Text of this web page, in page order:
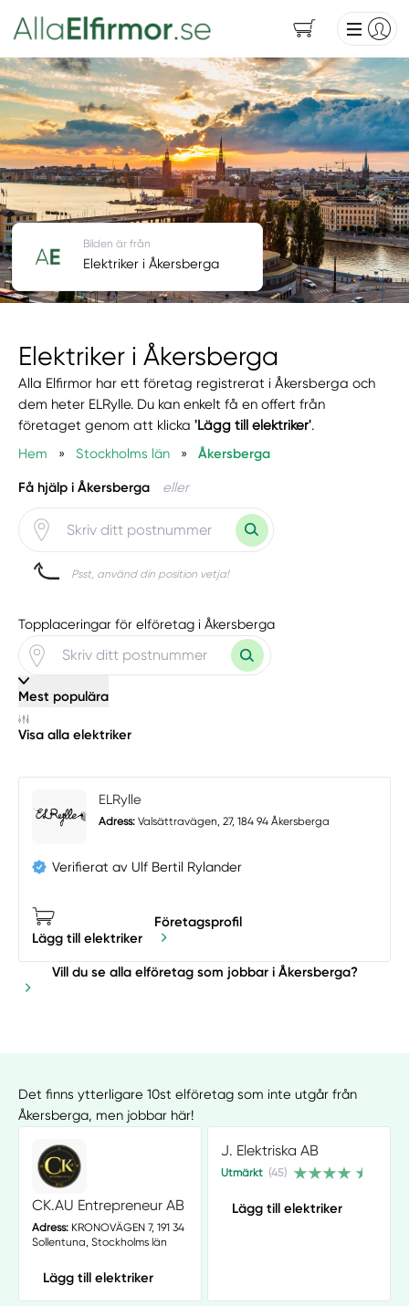
Elektriker i Åkersberga
Alla Elfirmor har ett företag registrerat i Åkersberga och
dem heter ELRylle. Du kan enkelt få en offert från
företaget genom att klicka'Lägg till elektriker'.
Hem
» Stockholms län » Åkersberga
Få hjälp i Åkersberga eller
Psst, använd din position vetja!
Bilden är från
Elektriker i Åkersberga
Topplaceringar för elföretag i Åkersberga
Mest populära
Visa alla elektriker
ELRylle
Adress: Valsättravägen, 27, 184 94 Åkersberga
Verifierat av Ulf Bertil Rylander
Lägg till elektriker
Företagsprofil
Vill du se alla elföretag som jobbar i Åkersberga?
Det finns ytterligare 10st elföretag som inte utgår från
Åkersberga, men jobbar här!
CK.AU Entrepreneur AB
Adress:KRONOVÄGEN 7, 191 34
Sollentuna, Stockholms län
Lägg till elektriker
J. Elektriska AB
Utmärkt (45)
Lägg till elektriker